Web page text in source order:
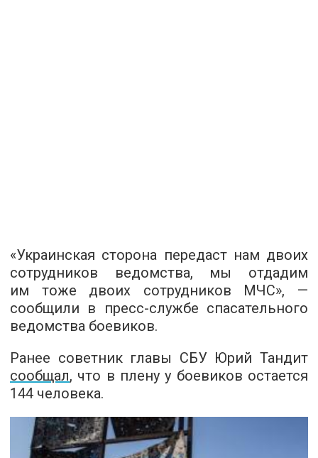
«Украинская сторона передаст нам двоих
сотрудников ведомства, мы отдадим
им тоже двоих сотрудников МЧС», —
сообщили в пресс-службе спасательного
ведомства боевиков.
Ранее советник главы СБУ Юрий Тандит
сообщал, что в плену у боевиков остается
144 человека.